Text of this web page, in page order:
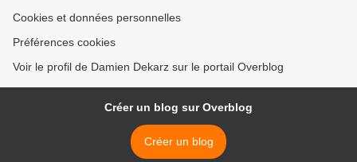
Cookies et données personnelles
Préférences cookies
Voir le profil de Damien Dekarz sur le portail Overblog
Créer un blog sur Overblog
Créer un blog